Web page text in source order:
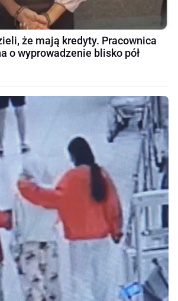
że mają kredyty. Pracownica
o wyprowadzenie blisko pół